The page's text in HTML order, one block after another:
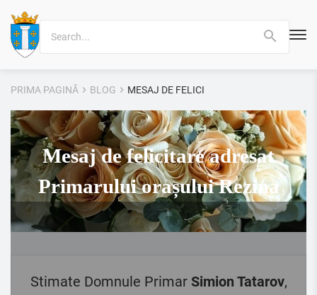
Search
for:
PRIMA PAGINĂ BLOG MESAJ DE FELICITARE ADRESAT
Mesaj de felicitare adresat
Primarului orașului Rezina
Stimate Domnule Primar Simion Tatarov,